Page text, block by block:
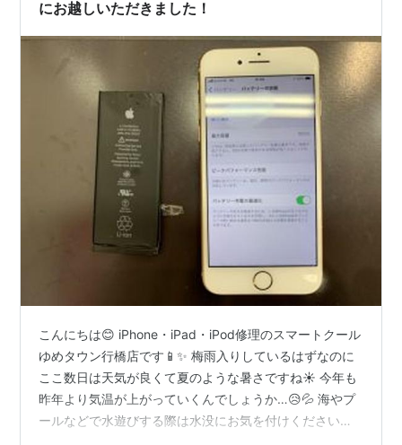
にお越しいただきました！
こんにちは😊 iPhone・iPad・iPod修理のスマートクール
ゆめタウン行橋店です📱✨ 梅雨入りしているはずなのに
ここ数日は天気が良くて夏のような暑さですね☀ 今年も
昨年より気温が上がっていくんでしょうか…😥💦 海やプ
ールなどで水遊びする際は水没にお気を付けください